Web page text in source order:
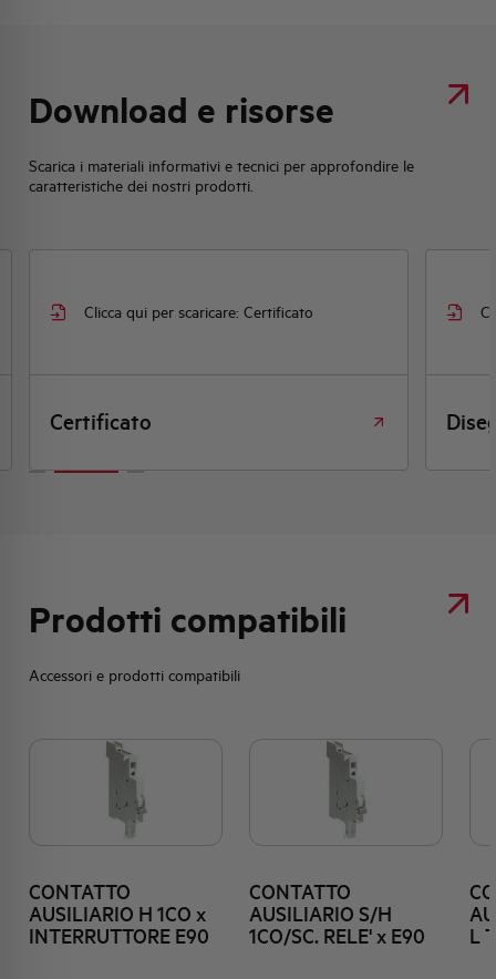
Download e risorse
Scarica i materiali informativi e tecnici per approfondire le
caratteristiche dei nostri prodotti.
Clicca qui per scaricare: Certificato
Certificato
Prodotti compatibili
Accessori e prodotti compatibili
CONTATTO
AUSILIARIO H 1CO x
INTERRUTTORE E90
CONTATTO
AUSILIARIO S/H
1CO/SC. RELE' x E90
L